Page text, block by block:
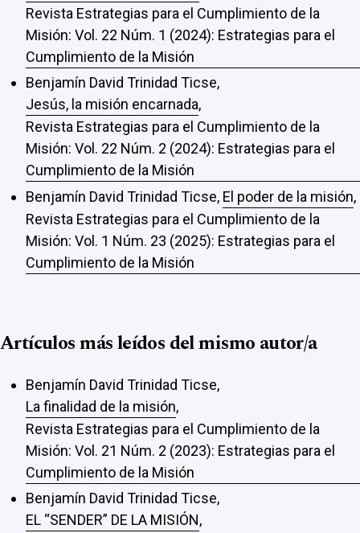
Revista Estrategias para el Cumplimiento de la
Misión: Vol. 22 Núm. 1 (2024): Estrategias para el
Cumplimiento de la Misión
Benjamín David Trinidad Ticse,
Jesús, la misión encarnada,
Revista Estrategias para el Cumplimiento de la
Misión: Vol. 22 Núm. 2 (2024): Estrategias para el
Cumplimiento de la Misión
Benjamín David Trinidad Ticse, El poder de la misión,
Revista Estrategias para el Cumplimiento de la
Misión: Vol. 1 Núm. 23 (2025): Estrategias para el
Cumplimiento de la Misión
Artículos más leídos del mismo autor/a
Benjamín David Trinidad Ticse,
La finalidad de la misión,
Revista Estrategias para el Cumplimiento de la
Misión: Vol. 21 Núm. 2 (2023): Estrategias para el
Cumplimiento de la Misión
Benjamín David Trinidad Ticse,
EL “SENDER” DE LA MISIÓN,